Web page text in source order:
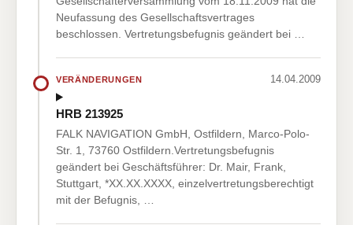
Neufassung des Gesellschaftsvertrages
beschlossen. Vertretungsbefugnis geändert bei …
VERÄNDERUNGEN 14.04.2009
HRB 213925
FALK NAVIGATION GmbH, Ostfildern, Marco-Polo-
Str. 1, 73760 Ostfildern.Vertretungsbefugnis
geändert bei Geschäftsführer: Dr. Mair, Frank,
Stuttgart, *XX.XX.XXXX, einzelvertretungsberechtigt
mit der Befugnis, …